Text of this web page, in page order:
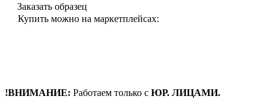
Заказать образец
Купить можно на маркетплейсах:
!ВНИМАНИЕ: Работаем только с ЮР. ЛИЦАМИ.